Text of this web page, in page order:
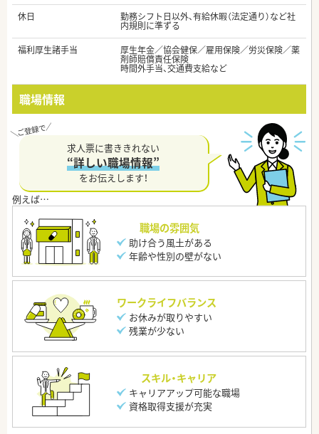
休日
勤務シフト日以外、有給休暇（法定通り）など社
内規則に準ずる
福利厚生諸手当
厚生年金／協会健保／雇用保険／労災保険／薬
剤師賠償責任保険
時間外手当、交通費支給など
職場情報
求人票に書ききれない
“詳しい職場情報”
をお伝えします！
職場の雰囲気
助け合う風土がある
年齢や性別の壁がない
ワークライフバランス
お休みが取りやすい
残業が少ない
スキル・キャリア
キャリアアップ可能な職場
資格取得支援が充実